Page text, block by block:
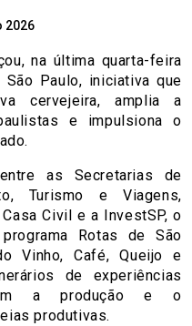
2026
na última quarta-feira
Paulo, iniciativa que
cervejeira, amplia a
e impulsiona o
as Secretarias de
Turismo e Viagens,
Civil e a InvestSP, o
Rotas de São
Vinho, Café, Queijo e
de experiências
a produção e o
produtivas.